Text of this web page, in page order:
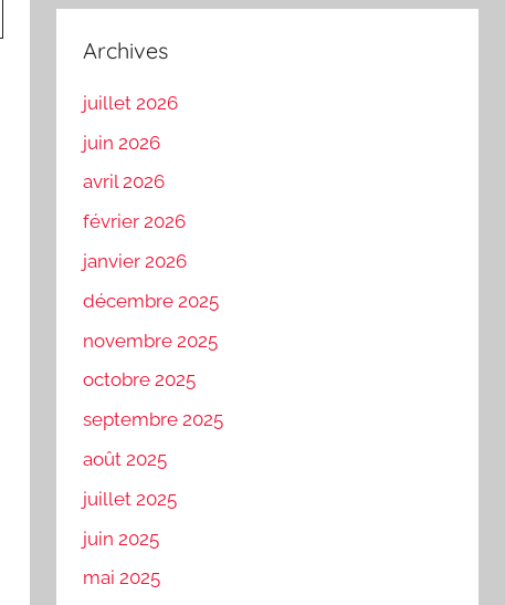
Archives
juillet 2026
juin 2026
avril 2026
février 2026
janvier 2026
décembre 2025
novembre 2025
octobre 2025
septembre 2025
août 2025
juillet 2025
juin 2025
mai 2025